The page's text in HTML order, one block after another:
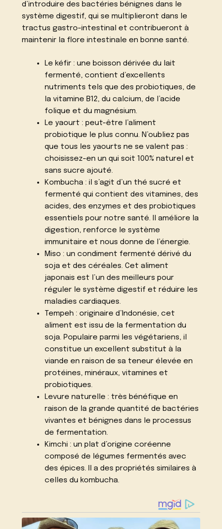
d’introduire des bactéries bénignes dans le
système digestif, qui se multiplieront dans le
tractus gastro-intestinal et contribueront à
maintenir la flore intestinale en bonne santé.
Le kéfir : une boisson dérivée du lait
fermenté, contient d’excellents
nutriments tels que des probiotiques, de
la vitamine B12, du calcium, de l’acide
folique et du magnésium.
Le yaourt : peut-être l’aliment
probiotique le plus connu. N’oubliez pas
que tous les yaourts ne se valent pas :
choisissez-en un qui soit 100% naturel et
sans sucre ajouté.
Kombucha : il s’agit d’un thé sucré et
fermenté qui contient des vitamines, des
acides, des enzymes et des probiotiques
essentiels pour notre santé. Il améliore la
digestion, renforce le système
immunitaire et nous donne de l’énergie.
Miso : un condiment fermenté dérivé du
soja et des céréales. Cet aliment
japonais est l’un des meilleurs pour
réguler le système digestif et réduire les
maladies cardiaques.
Tempeh : originaire d’Indonésie, cet
aliment est issu de la fermentation du
soja. Populaire parmi les végétariens, il
constitue un excellent substitut à la
viande en raison de sa teneur élevée en
protéines, minéraux, vitamines et
probiotiques.
Levure naturelle : très bénéfique en
raison de la grande quantité de bactéries
vivantes et bénignes dans le processus
de fermentation.
Kimchi : un plat d’origine coréenne
composé de légumes fermentés avec
des épices. Il a des propriétés similaires à
celles du kombucha.